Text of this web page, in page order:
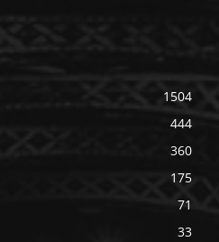
1504
444
360
175
71
33